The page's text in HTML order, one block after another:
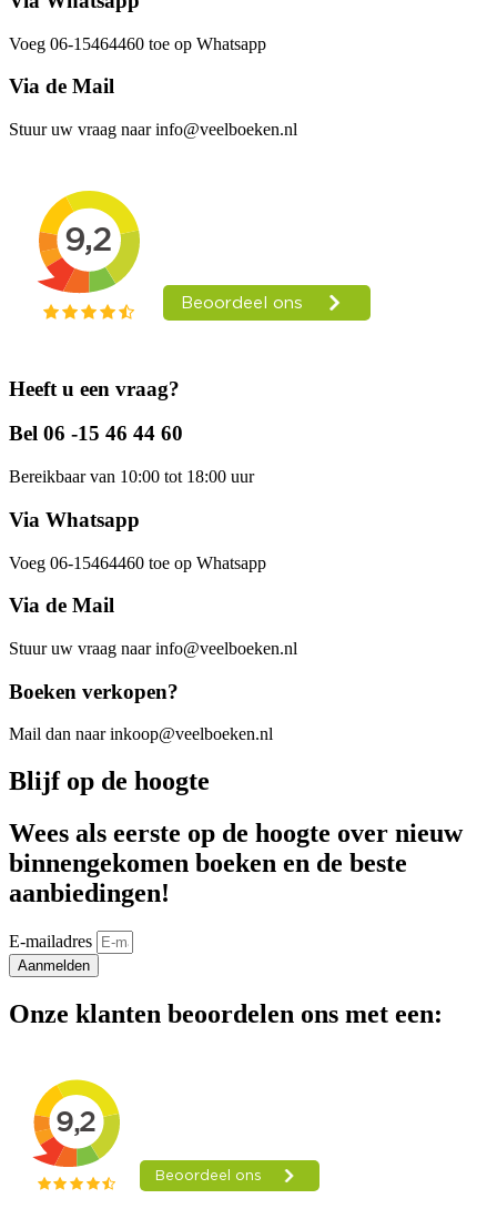
Voeg 06-15464460 toe op Whatsapp
Via de Mail
Stuur uw vraag naar info@veelboeken.nl
Heeft u een vraag?
Bel 06 -15 46 44 60
Bereikbaar van 10:00 tot 18:00 uur
Via Whatsapp
Voeg 06-15464460 toe op Whatsapp
Via de Mail
Stuur uw vraag naar info@veelboeken.nl
Boeken verkopen?
Mail dan naar inkoop@veelboeken.nl
Blijf op de hoogte
Wees als eerste op de hoogte over nieuw
binnengekomen boeken en de beste
aanbiedingen!
E-mailadres
Aanmelden
Onze klanten beoordelen ons met een: